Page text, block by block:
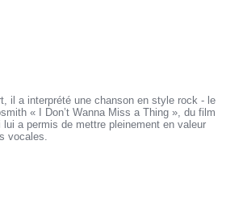
il a interprété une chanson en style rock - le
« I Don’t Wanna Miss a Thing », du film
lui a permis de mettre pleinement en valeur
vocales.